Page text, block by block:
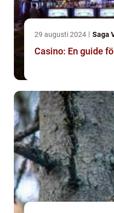
29 augusti 2024 Saga
Casino: En guide